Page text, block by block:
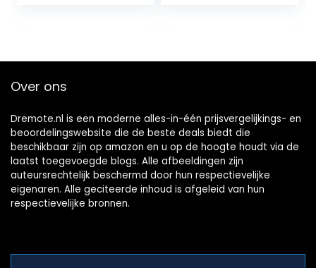
Over ons
Dremote.nl is een moderne alles-in-één prijsvergelijkings- en
beoordelingswebsite die de beste deals biedt die
beschikbaar zijn op amazon en u op de hoogte houdt via de
laatst toegevoegde blogs. Alle afbeeldingen zijn
auteursrechtelijk beschermd door hun respectievelijke
eigenaren. Alle geciteerde inhoud is afgeleid van hun
respectievelijke bronnen.